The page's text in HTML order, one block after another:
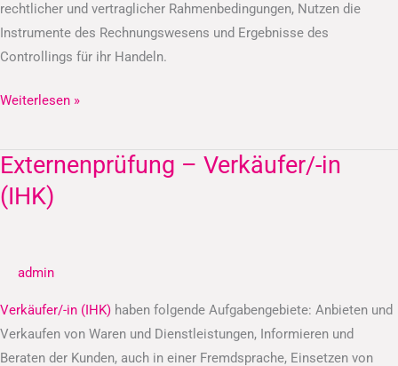
rechtlicher und vertraglicher Rahmenbedingungen, Nutzen die
Instrumente des Rechnungswesens und Ergebnisse des
Controllings für ihr Handeln.
Weiterlesen »
Externenprüfung – Verkäufer/-in
(IHK)
admin
Verkäufer/-in (IHK) haben folgende Aufgabengebiete: Anbieten und
Verkaufen von Waren und Dienstleistungen, Informieren und
Beraten der Kunden, auch in einer Fremdsprache, Einsetzen von
Externenprüfung
–
Verkäufer/-